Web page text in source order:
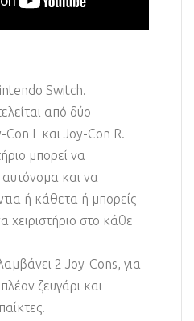
Switch.
από δύο
Con L και Joy-Con R.
μπορεί να
αυτόνομα και να
ή κάθετα ή μπορείς
χειριστήριο στο κάθε
2 Joy-Cons, για
ζευγάρι και